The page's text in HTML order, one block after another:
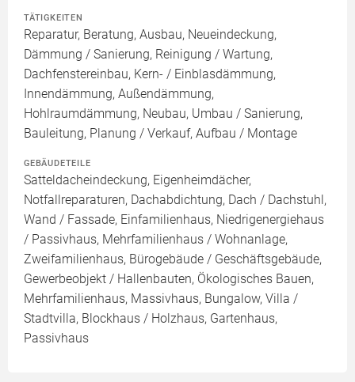
TÄTIGKEITEN
Reparatur, Beratung, Ausbau, Neueindeckung,
Dämmung / Sanierung, Reinigung / Wartung,
Dachfenstereinbau, Kern- / Einblasdämmung,
Innendämmung, Außendämmung,
Hohlraumdämmung, Neubau, Umbau / Sanierung,
Bauleitung, Planung / Verkauf, Aufbau / Montage
GEBÄUDETEILE
Satteldacheindeckung, Eigenheimdächer,
Notfallreparaturen, Dachabdichtung, Dach / Dachstuhl,
Wand / Fassade, Einfamilienhaus, Niedrigenergiehaus
/ Passivhaus, Mehrfamilienhaus / Wohnanlage,
Zweifamilienhaus, Bürogebäude / Geschäftsgebäude,
Gewerbeobjekt / Hallenbauten, Ökologisches Bauen,
Mehrfamilienhaus, Massivhaus, Bungalow, Villa /
Stadtvilla, Blockhaus / Holzhaus, Gartenhaus,
Passivhaus